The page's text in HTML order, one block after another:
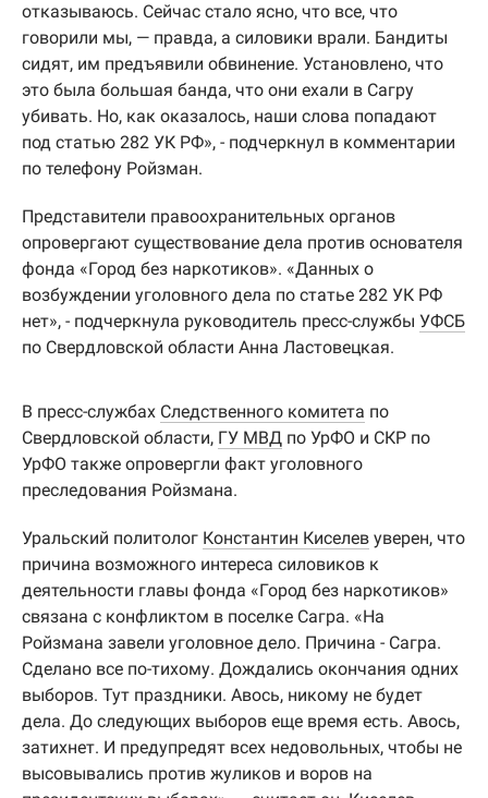
отказываюсь. Сейчас стало ясно, что все, что
говорили мы, — правда, а силовики врали. Бандиты
сидят, им предъявили обвинение. Установлено, что
это была большая банда, что они ехали в Сагру
убивать. Но, как оказалось, наши слова попадают
под статью 282 УК РФ», - подчеркнул в комментарии
по телефону Ройзман.
Представители правоохранительных органов
опровергают существование дела против основателя
фонда «Город без наркотиков». «Данных о
возбуждении уголовного дела по статье 282 УК РФ
нет», - подчеркнула руководитель пресс-службы УФСБ
по Свердловской области Анна Ластовецкая.
В пресс-службах Следственного комитета по
Свердловской области, ГУ МВД по УрФО и СКР по
УрФО также опровергли факт уголовного
преследования Ройзмана.
Уральский политолог Константин Киселев уверен, что
причина возможного интереса силовиков к
деятельности главы фонда «Город без наркотиков»
связана с конфликтом в поселке Сагра. «На
Ройзмана завели уголовное дело. Причина - Сагра.
Сделано все по-тихому. Дождались окончания одних
выборов. Тут праздники. Авось, никому не будет
дела. До следующих выборов еще время есть. Авось,
затихнет. И предупредят всех недовольных, чтобы не
высовывались против жуликов и воров на